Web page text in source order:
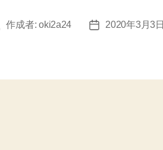
作成者:oki2a24
投
2020年3月3日